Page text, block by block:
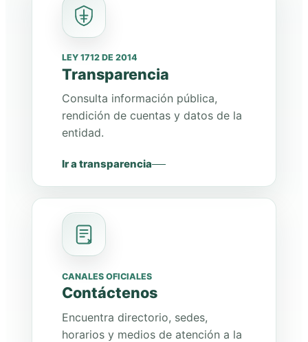
LEY 1712 DE 2014
Transparencia
Consulta información pública,
rendición de cuentas y datos de la
entidad.
Ir a transparencia
CANALES OFICIALES
Contáctenos
Encuentra directorio, sedes,
horarios y medios de atención a la